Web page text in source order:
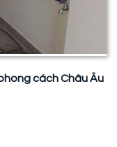
cách Châu Âu